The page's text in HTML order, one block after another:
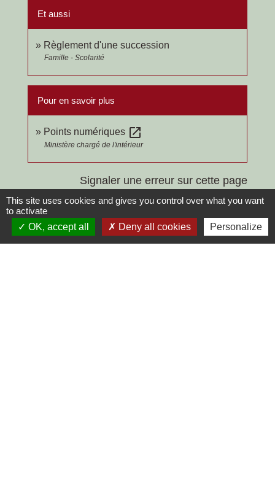
Et aussi
Règlement d'une succession
Famille - Scolarité
Pour en savoir plus
Points numériques open_in_new
Ministère chargé de l'intérieur
Signaler une erreur sur cette page
This site uses cookies and gives you control over what you want
to activate
OK, accept all
Deny all cookies Personalize